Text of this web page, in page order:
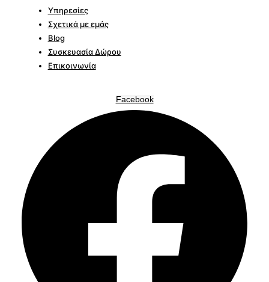
Υπηρεσίες
Σχετικά με εμάς
Blog
Συσκευασία Δώρου
Επικοινωνία
Facebook